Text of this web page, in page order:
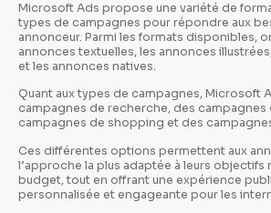
Microsoft Ads propose une variété de
types de campagnes pour répondre aux
annonceur. Parmi les formats disponibles,
annonces textuelles, les annonces
et les annonces natives.
Quant aux types de campagnes, Microsoft
campagnes de recherche, des campagnes
campagnes de shopping et des
Ces différentes options permettent aux
l’approche la plus adaptée à leurs objectifs
budget, tout en offrant une expérience
personnalisée et engageante pour les